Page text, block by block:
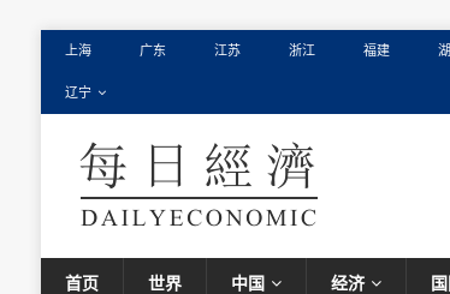
上海 广东 江苏 浙江 福建
辽宁
首页 世界 中国 经济